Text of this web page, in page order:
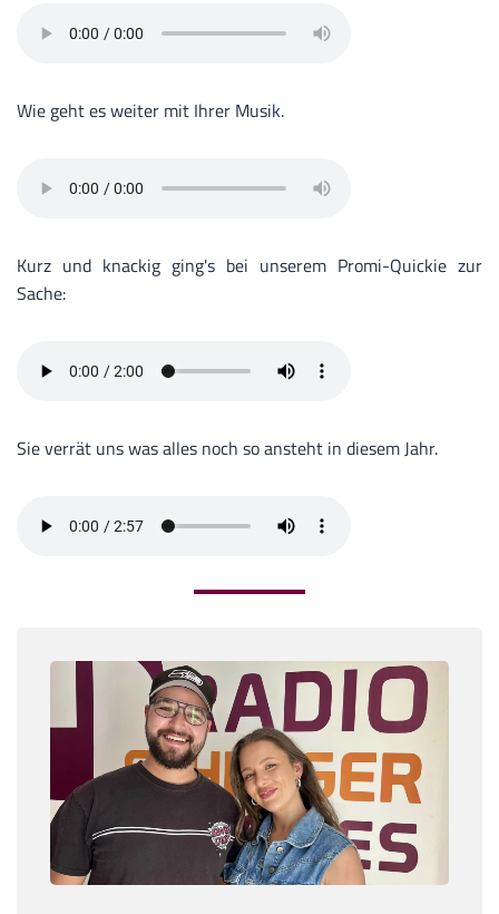
Wie geht es weiter mit Ihrer Musik.
Kurz und knackig ging's bei unserem Promi-Quickie zur
Sache:
Sie verrät uns was alles noch so ansteht in diesem Jahr.